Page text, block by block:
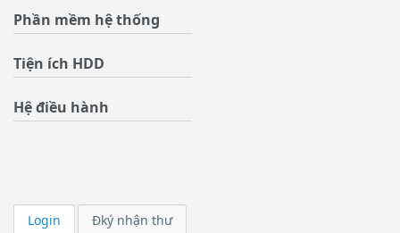
Login Đký nhận thư
Phần mềm hệ thống
Tiện ích HDD
Hệ điều hành